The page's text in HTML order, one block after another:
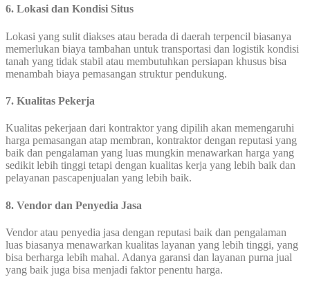
6. Lokasi dan Kondisi Situs
Lokasi yang sulit diakses atau berada di daerah terpencil biasanya
memerlukan biaya tambahan untuk transportasi dan logistik kondisi
tanah yang tidak stabil atau membutuhkan persiapan khusus bisa
menambah biaya pemasangan struktur pendukung.
7. Kualitas Pekerja
Kualitas pekerjaan dari kontraktor yang dipilih akan memengaruhi
harga pemasangan atap membran, kontraktor dengan reputasi yang
baik dan pengalaman yang luas mungkin menawarkan harga yang
sedikit lebih tinggi tetapi dengan kualitas kerja yang lebih baik dan
pelayanan pascapenjualan yang lebih baik.
8. Vendor dan Penyedia Jasa
Vendor atau penyedia jasa dengan reputasi baik dan pengalaman
luas biasanya menawarkan kualitas layanan yang lebih tinggi, yang
bisa berharga lebih mahal. Adanya garansi dan layanan purna jual
yang baik juga bisa menjadi faktor penentu harga.